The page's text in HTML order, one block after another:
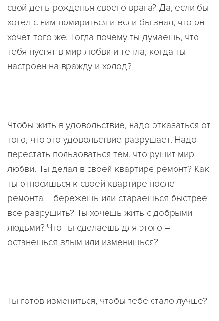
свой день рожденья своего врага? Да, если бы
хотел с ним помириться и если бы знал, что он
хочет того же. Тогда почему ты думаешь, что
тебя пустят в мир любви и тепла, когда ты
настроен на вражду и холод?
Чтобы жить в удовольствие, надо отказаться от
того, что это удовольствие разрушает. Надо
перестать пользоваться тем, что рушит мир
любви. Ты делал в своей квартире ремонт? Как
ты относишься к своей квартире после
ремонта – бережешь или стараешься быстрее
все разрушить? Ты хочешь жить с добрыми
людьми? Что ты сделаешь для этого –
останешься злым или изменишься?
Ты готов измениться, чтобы тебе стало лучше?